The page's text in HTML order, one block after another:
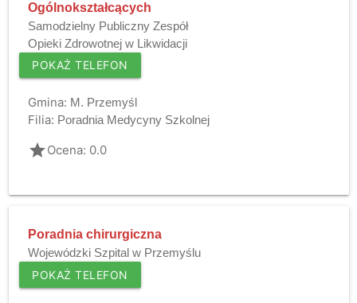
Ogólnokształcących
Samodzielny Publiczny Zespół
Opieki Zdrowotnej w Likwidacji
POKAŻ TELEFON
Gmina: M. Przemyśl
Filia: Poradnia Medycyny Szkolnej
gradeOcena: 0.0
Poradnia chirurgiczna
Wojewódzki Szpital w Przemyślu
POKAŻ TELEFON